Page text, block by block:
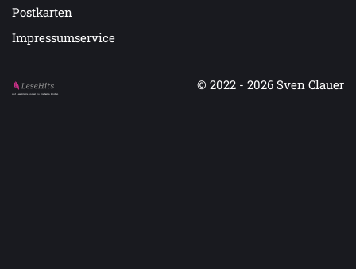
Postkarten
Impressumservice
Auf LeseHits.de findest Du die besten Bücher.
© 2022 - 2026 Sven Clauer